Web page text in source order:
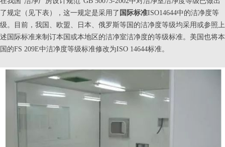
了规定（见下表），这一规定是采用了 国际标准ISO14644中的洁净度等
级。目前，我国、欧盟、日本、俄罗斯等国的洁净度等级均采用或参照上
述国际标准来制订本国或本地区的洁净室洁净度的等级标准。美国也将本
国的FS 209E中洁净度等级标准修改为ISO 14644标准。